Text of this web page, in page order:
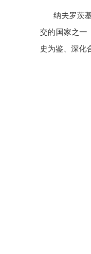
纳夫罗茨基
交的国家之一
史为鉴、深化